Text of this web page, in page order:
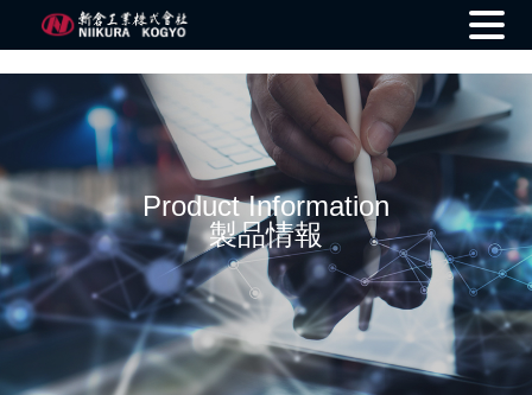
Product Information
製品情報